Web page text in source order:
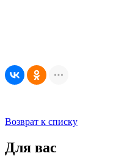
Возврат к списку
Для вас